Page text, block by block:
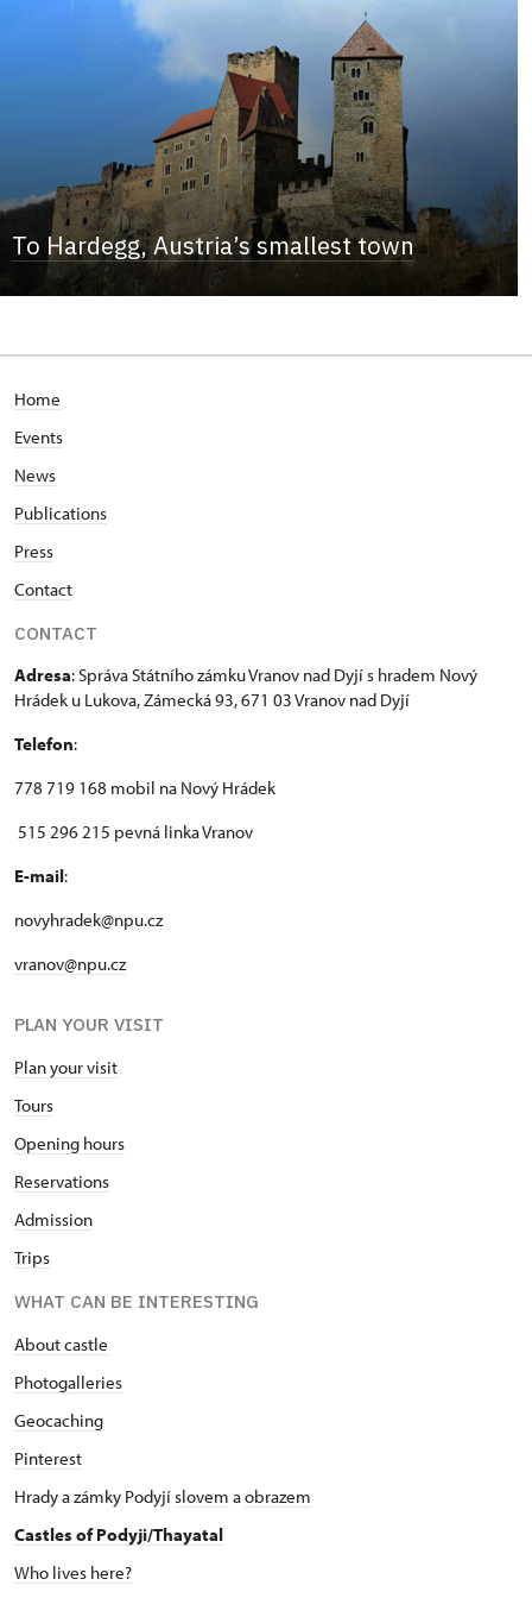
To Hardegg, Austria’s smallest town
Home
Events
News
Publications
Press
Contact
CONTACT
Adresa: Správa Státního zámku Vranov nad Dyjí s hradem Nový
Hrádek u Lukova, Zámecká 93, 671 03 Vranov nad Dyjí
Telefon:
778 719 168 mobil na Nový Hrádek
515 296 215 pevná linka Vranov
E-mail:
novyhradek@npu.cz
vranov@npu.cz
PLAN YOUR VISIT
Plan your visit
Tours
Opening hours
Reservations
Admission
Trips
WHAT CAN BE INTERESTING
About castle
Photogalleries
Geocaching
Pinterest
Hrady a zámky Podyjíslovem aobrazem
Castles of Podyji/Thayatal
Who lives here?